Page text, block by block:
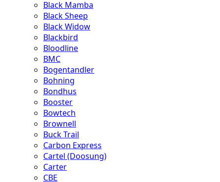
Black Mamba
Black Sheep
Black Widow
Blackbird
Bloodline
BMC
Bogentandler
Bohning
Bondhus
Booster
Bowtech
Brownell
Buck Trail
Carbon Express
Cartel (Doosung)
Carter
CBE